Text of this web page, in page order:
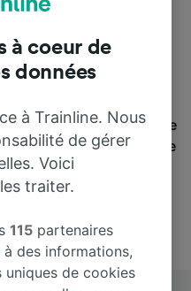
au bon endroit.
lancez simplement
comparons les temps
en train et en bus.
votre voyage commence
de 170 compagnies de
vos billets sur
à coeur de
données
à Trainline. Nous
de gérer
Voici
traiter.
115 partenaires
des informations,
de cookies